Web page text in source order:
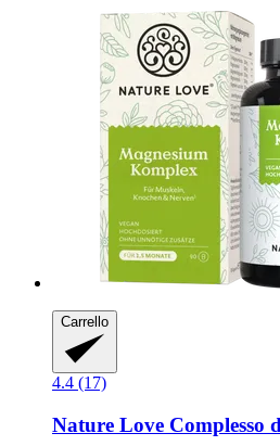
Carrello
4.4 (17)
Nature Love Complesso